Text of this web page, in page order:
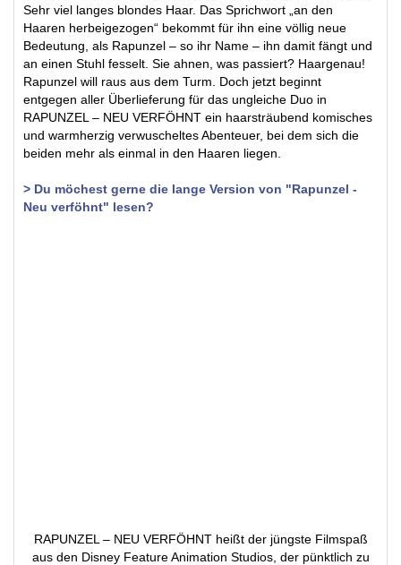
Sehr viel langes blondes Haar. Das Sprichwort „an den
Haaren herbeigezogen“ bekommt für ihn eine völlig neue
Bedeutung, als Rapunzel – so ihr Name – ihn damit fängt und
an einen Stuhl fesselt. Sie ahnen, was passiert? Haargenau!
Rapunzel will raus aus dem Turm. Doch jetzt beginnt
entgegen aller Überlieferung für das ungleiche Duo in
RAPUNZEL – NEU VERFÖHNT ein haarsträubend komisches
und warmherzig verwuscheltes Abenteuer, bei dem sich die
beiden mehr als einmal in den Haaren liegen.
> Du möchest gerne die lange Version von "Rapunzel -
Neu verföhnt" lesen?
RAPUNZEL – NEU VERFÖHNT heißt der jüngste Filmspaß
aus den Disney Feature Animation Studios, der pünktlich zu